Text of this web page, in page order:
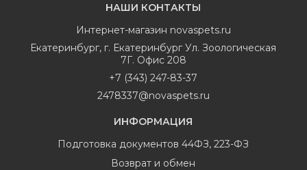
НАШИ КОНТАКТЫ
Интернет-магазин novaspets.ru
Екатеринбург, г. Екатеринбург Ул. Зоологическая
7Г. Офис 208
+7 (343) 247-83-37
2478337@novaspets.ru
ИНФОРМАЦИЯ
Подготовка документов 44ФЗ, 223-ФЗ
Возврат и обмен